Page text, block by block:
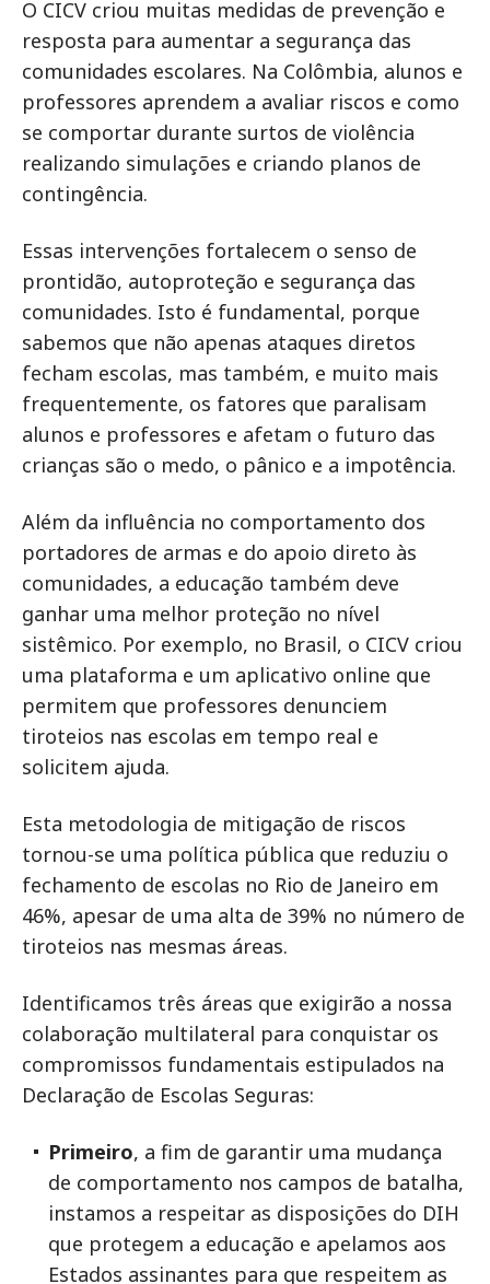
O CICV criou muitas medidas de prevenção e
resposta para aumentar a segurança das
comunidades escolares. Na Colômbia, alunos e
professores aprendem a avaliar riscos e como
se comportar durante surtos de violência
realizando simulações e criando planos de
contingência.
Essas intervenções fortalecem o senso de
prontidão, autoproteção e segurança das
comunidades. Isto é fundamental, porque
sabemos que não apenas ataques diretos
fecham escolas, mas também, e muito mais
frequentemente, os fatores que paralisam
alunos e professores e afetam o futuro das
crianças são o medo, o pânico e a impotência.
Além da influência no comportamento dos
portadores de armas e do apoio direto às
comunidades, a educação também deve
ganhar uma melhor proteção no nível
sistêmico. Por exemplo, no Brasil, o CICV criou
uma plataforma e um aplicativo online que
permitem que professores denunciem
tiroteios nas escolas em tempo real e
solicitem ajuda.
Esta metodologia de mitigação de riscos
tornou-se uma política pública que reduziu o
fechamento de escolas no Rio de Janeiro em
46%, apesar de uma alta de 39% no número de
tiroteios nas mesmas áreas.
Identificamos três áreas que exigirão a nossa
colaboração multilateral para conquistar os
compromissos fundamentais estipulados na
Declaração de Escolas Seguras:
Primeiro, a fim de garantir uma mudança
de comportamento nos campos de batalha,
instamos a respeitar as disposições do DIH
que protegem a educação e apelamos aos
Estados assinantes para que respeitem as